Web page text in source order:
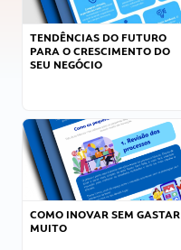
TENDÊNCIAS DO FUTURO
PARA O CRESCIMENTO DO
SEU NEGÓCIO
COMO INOVAR SEM GASTAR
MUITO